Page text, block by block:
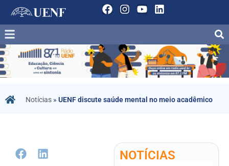
Notícias »UENF discute saúde mental no meio acadêmico
NOTÍCIAS